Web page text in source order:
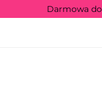
Darmowa